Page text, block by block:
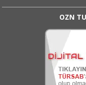
OZN